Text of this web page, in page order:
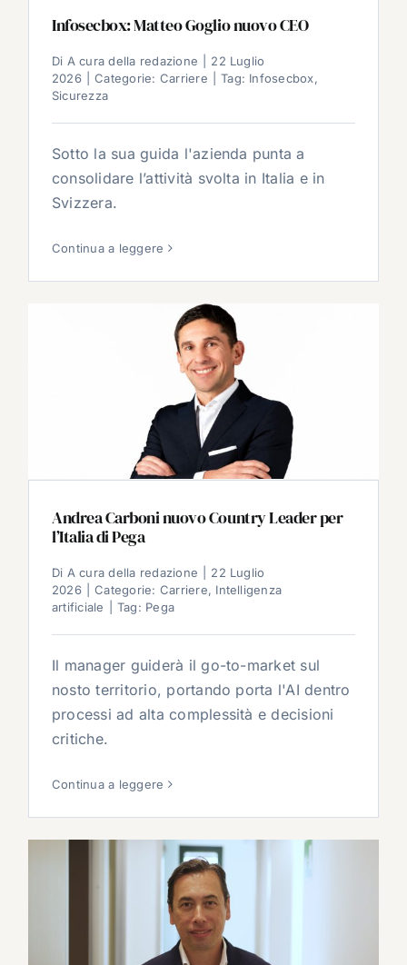
Infosecbox: Matteo Goglio nuovo CEO
Di A cura della redazione
22 Luglio
2026
Categorie: Carriere Tag: Infosecbox,
Sicurezza
Sotto la sua guida l'azienda punta a
consolidare l’attività svolta in Italia e in
Svizzera.
Continua a leggere
Andrea Carboni nuovo Country Leader per
l’Italia di Pega
Di A cura della redazione
22 Luglio
2026
Categorie: Carriere, Intelligenza
artificiale
Tag: Pega
Il manager guiderà il go-to-market sul
nosto territorio, portando porta l'AI dentro
processi ad alta complessità e decisioni
critiche.
Continua a leggere